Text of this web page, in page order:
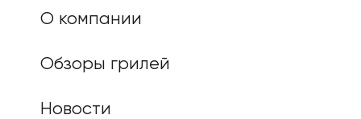
О компании
Обзоры грилей
Новости